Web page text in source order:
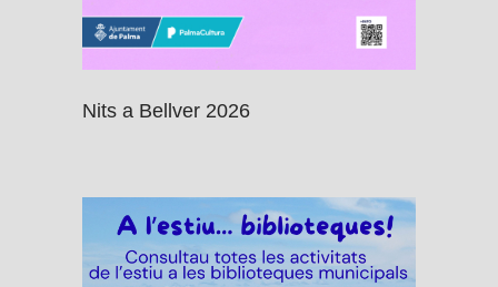
Nits a Bellver 2026